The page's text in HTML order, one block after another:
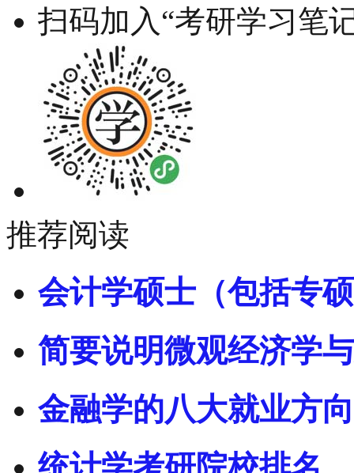
扫码加入“考研学习笔
推荐阅读
会计学硕士（包括专
简要说明微观经济学
金融学的八大就业方